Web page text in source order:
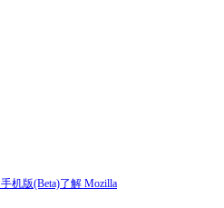
手机版(Beta)了解 Mozilla